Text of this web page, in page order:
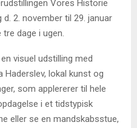
Vores Historie
2. november til 29. januar
dage i ugen.
visuel udstilling med
lokal kunst og
som applererer til hele
i et tidstypisk
eller se en mandskabsstue,